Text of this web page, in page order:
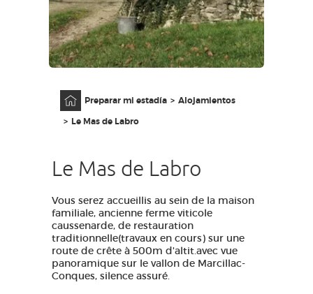
ES
Preparar mi estadía
Alojamientos
Le Mas de Labro
Le Mas de Labro
Vous serez accueillis au sein de la maison
familiale, ancienne ferme viticole
caussenarde, de restauration
traditionnelle(travaux en cours) sur une
route de crête à 500m d'altit.avec vue
panoramique sur le vallon de Marcillac-
Conques, silence assuré.